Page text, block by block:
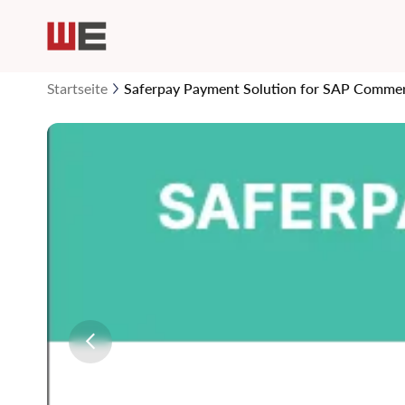
Startseite Saferpay Payment Solution for SAP
Zum